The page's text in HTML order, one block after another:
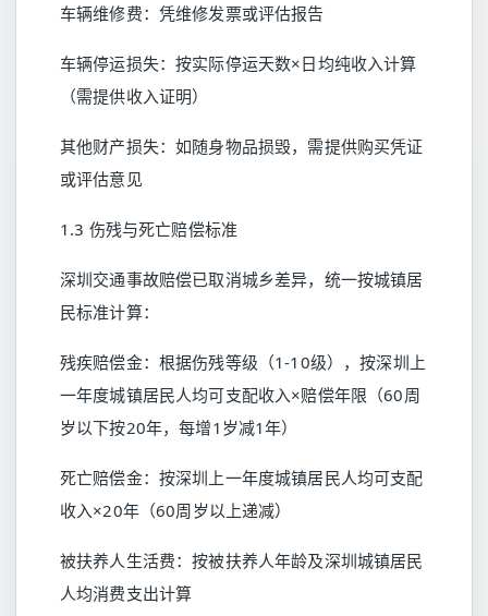
车辆维修费：凭维修发票或评估报告
车辆停运损失：按实际停运天数×日均纯收入计算
（需提供收入证明）
其他财产损失：如随身物品损毁，需提供购买凭证
或评估意见
1.3 伤残与死亡赔偿标准
深圳交通事故赔偿已取消城乡差异，统一按城镇居
民标准计算：
残疾赔偿金：根据伤残等级（1-10级），按深圳上
一年度城镇居民人均可支配收入×赔偿年限（60周
岁以下按20年，每增1岁减1年）
死亡赔偿金：按深圳上一年度城镇居民人均可支配
收入×20年（60周岁以上递减）
被扶养人生活费：按被扶养人年龄及深圳城镇居民
人均消费支出计算